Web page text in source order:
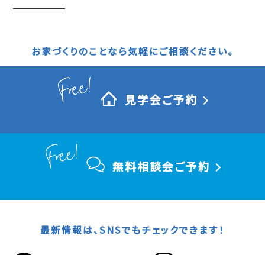
お家づくりのことなら気軽にご相談ください。
見学会ご予約
無料相談会ご予約
最新情報は、SNSでもチェックできます！